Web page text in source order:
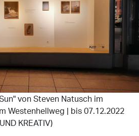
von Steven Natusch im
Westenhellweg | bis 07.12.2022
KREATIV)